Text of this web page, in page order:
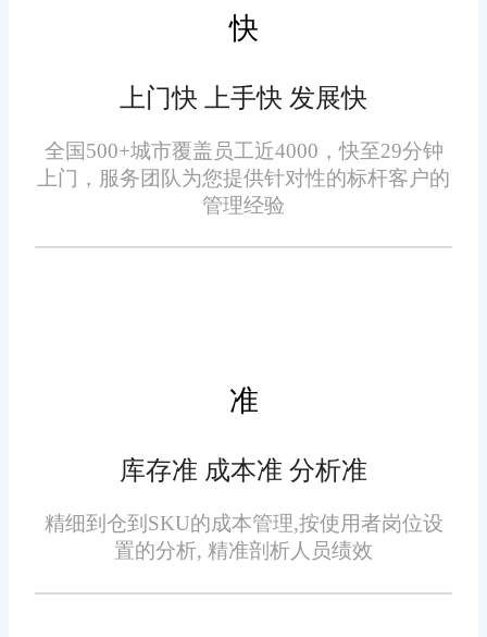
存实时更新，货物入库、出库
后，系统自动同步库存数据，无
需人工手动记账，减少人为误
差，帮助商家及时掌握库存状
态，合理规划采购与清仓，优化
库存结构，减少资金占用与库存
2026年攀枝花电商商家挑选
WMS仓储系统，还需关注系统的
单培训就能上手，遇到问题可及
2026攀枝花电商WMS仓储系
统哪家好?大家不妨考虑一下旺店
通电商WMS仓储系统，每个企业
的仓库情况不一样，需求也不
同，所以电商WMS仓储系统所发
快
上门快 上手快 发展快
全国500+城市覆盖员工近4000，快至29分钟
上门，服务团队为您提供针对性的标杆客户的
管理经验
准
库存准 成本准 分析准
精细到仓到SKU的成本管理,按使用者岗位设
置的分析, 精准剖析人员绩效